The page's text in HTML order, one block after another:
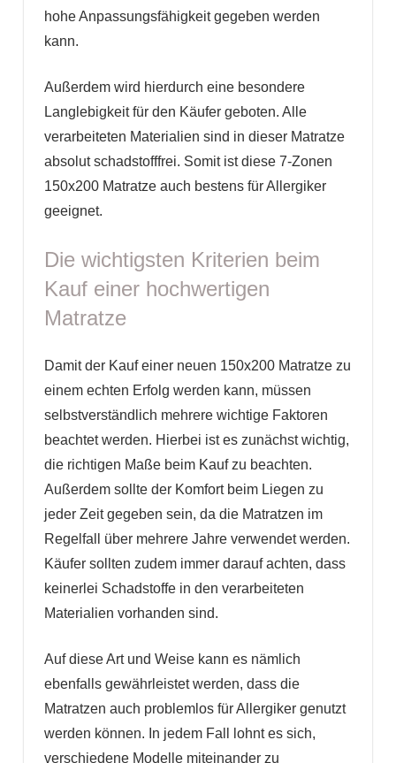
hohe Anpassungsfähigkeit gegeben werden
kann.
Außerdem wird hierdurch eine besondere
Langlebigkeit für den Käufer geboten. Alle
verarbeiteten Materialien sind in dieser Matratze
absolut schadstofffrei. Somit ist diese 7-Zonen
150x200 Matratze auch bestens für Allergiker
geeignet.
Die wichtigsten Kriterien beim
Kauf einer hochwertigen
Matratze
Damit der Kauf einer neuen 150x200 Matratze zu
einem echten Erfolg werden kann, müssen
selbstverständlich mehrere wichtige Faktoren
beachtet werden. Hierbei ist es zunächst wichtig,
die richtigen Maße beim Kauf zu beachten.
Außerdem sollte der Komfort beim Liegen zu
jeder Zeit gegeben sein, da die Matratzen im
Regelfall über mehrere Jahre verwendet werden.
Käufer sollten zudem immer darauf achten, dass
keinerlei Schadstoffe in den verarbeiteten
Materialien vorhanden sind.
Auf diese Art und Weise kann es nämlich
ebenfalls gewährleistet werden, dass die
Matratzen auch problemlos für Allergiker genutzt
werden können. In jedem Fall lohnt es sich,
verschiedene Modelle miteinander zu